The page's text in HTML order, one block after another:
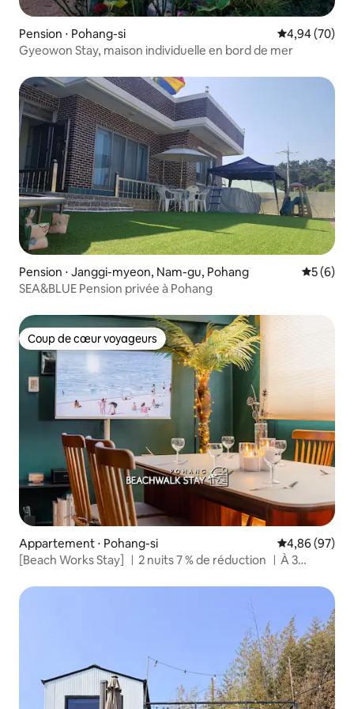
Pension ⋅ Pohang-si Évaluation
4,94 (70)
Gyeowon Stay, maison individuelle en bord de mer
Pension ⋅ Janggi-myeon, Nam-gu, Pohang
5 (6)
SEA&BLUE Pension privée à Pohang
Coup de cœur voyageurs
Coup de cœur voyageurs
Appartement ⋅ Pohang-si Évaluation
4,86 (97)
[Beach Works Stay] ㅣ2 nuits 7 % de réduction ㅣÀ 3
d'hôtel lavé à chaque fois ㅣBébés, animaux de
compagnie